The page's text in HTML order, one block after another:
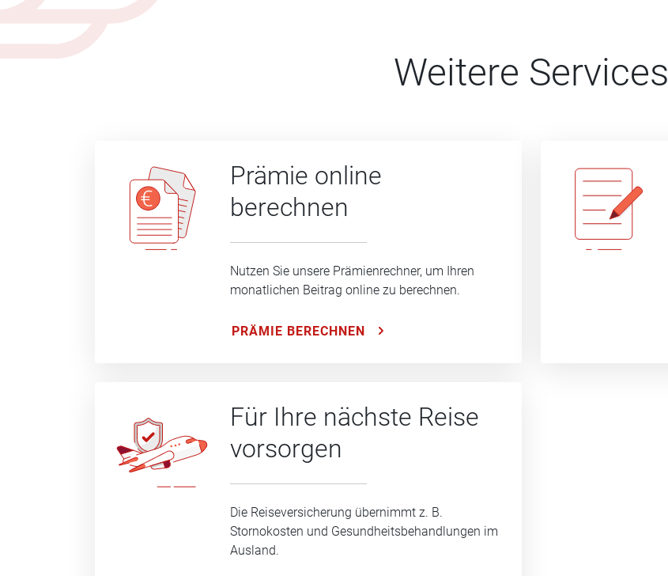
Weitere Services
Prämie online
berechnen
Nutzen Sie unsere Prämienrechner, um Ihren
monatlichen Beitrag online zu berechnen.
PRÄMIE BERECHNEN
Für Ihre nächste Reise
vorsorgen
Die Reiseversicherung übernimmt z. B.
Stornokosten und Gesundheitsbehandlungen im
Ausland.